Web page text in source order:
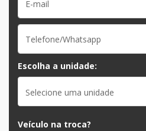
Escolha a unidade:
Selecione uma unidade
Veículo na troca?